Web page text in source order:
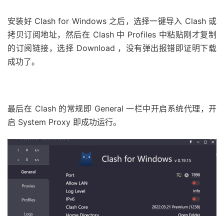
安装好 Clash for Windows 之后，选择一键导入 Clash 或
拷贝订阅地址，然后在 Clash 中 Profiles 中粘贴刚才复制
的订阅链接，选择 Download ，没有弹出报错即证明下载
成功了。
最后在 Clash 的常规即 General 一栏中开启系统代理，开
启 System Proxy 即成功运行。